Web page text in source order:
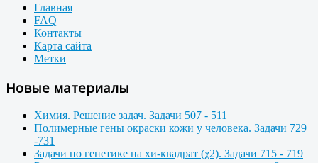
Главная
FAQ
Контакты
Карта сайта
Метки
Новые материалы
Химия. Решение задач. Задачи 507 - 511
Полимерные гены окраски кожи у человека. Задачи 729
-731
Задачи по генетике на хи-квадрат (χ2). Задачи 715 - 719